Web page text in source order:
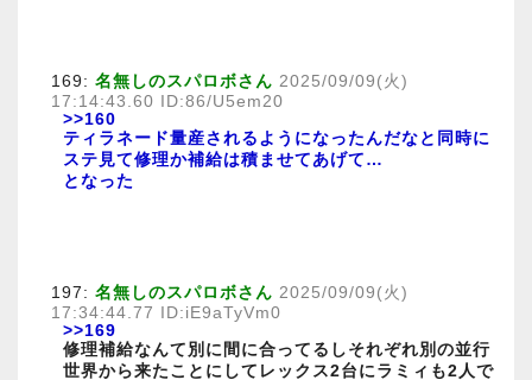
169: 名無しのスパロボさん 2025/09/09(火)
17:14:43.60 ID:86/U5em20
>>160
ティラネード量産されるようになったんだなと同時に
ステ見て修理か補給は積ませてあげて…
となった
197: 名無しのスパロボさん 2025/09/09(火)
17:34:44.77 ID:iE9aTyVm0
>>169
修理補給なんて別に間に合ってるしそれぞれ別の並行
世界から来たことにしてレックス2台にラミィも2人で